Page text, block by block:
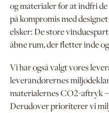
og materialer for at indfri
på kompromis med
elsker: De store
åbne rum, der fletter inde
Vi har også valgt vores
leverandørernes
materialernes CO2-aftryk
Derudover prioriterer vi